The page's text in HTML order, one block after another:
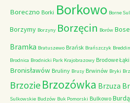
Boreczno Borki Borkowo Borne
Borzymy Borzyny Borzęcin Borów
Bramka Bratuszewo Brańsk Brańszczyk Breddin
Brodnica Brodnicki Park Krajobrazowy Brodowe Łąki
Bronisławów Bruliny Brusy Brwinów Bryki
Brzozie Brzozówka Brzuza
Sulkowskie Budzów Buk Pomorski Bulkowo